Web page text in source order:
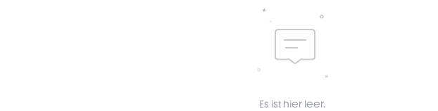
Es ist hier leer.